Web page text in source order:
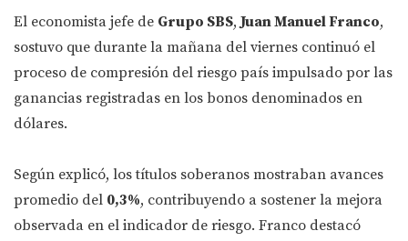
El economista jefe de Grupo SBS,Juan Manuel Franco,
sostuvo que durante la mañana del viernes continuó el
proceso de compresión del riesgo país impulsado por las
ganancias registradas en los bonos denominados en
dólares.
Según explicó, los títulos soberanos mostraban avances
promedio del 0,3%, contribuyendo a sostener la mejora
observada en el indicador de riesgo. Franco destacó